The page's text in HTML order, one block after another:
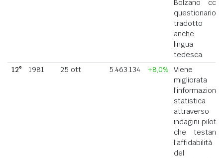
Bolzano con
questionario
tradotto
anche in
lingua
tedesca.
12°
1981 25 ott 5.463.134 +8,0%
Viene
migliorata
l'informazione
statistica
attraverso
indagini pilota
che testano
l'affidabilità
del